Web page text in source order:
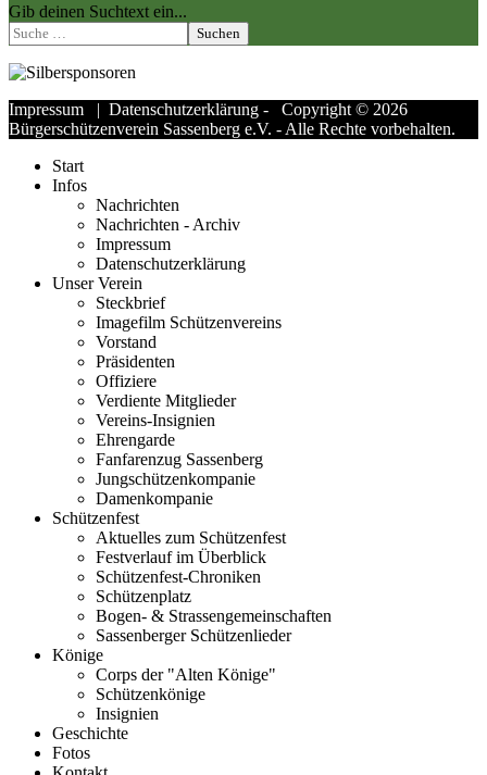
Gib deinen Suchtext ein...
Suchen
Impressum | Datenschutzerklärung - Copyright © 2026
Bürgerschützenverein Sassenberg e.V. - Alle Rechte vorbehalten.
Start
Infos
Nachrichten
Nachrichten - Archiv
Impressum
Datenschutzerklärung
Unser Verein
Steckbrief
Imagefilm Schützenvereins
Vorstand
Präsidenten
Offiziere
Verdiente Mitglieder
Vereins-Insignien
Ehrengarde
Fanfarenzug Sassenberg
Jungschützenkompanie
Damenkompanie
Schützenfest
Aktuelles zum Schützenfest
Festverlauf im Überblick
Schützenfest-Chroniken
Schützenplatz
Bogen- & Strassengemeinschaften
Sassenberger Schützenlieder
Könige
Corps der "Alten Könige"
Schützenkönige
Insignien
Geschichte
Fotos